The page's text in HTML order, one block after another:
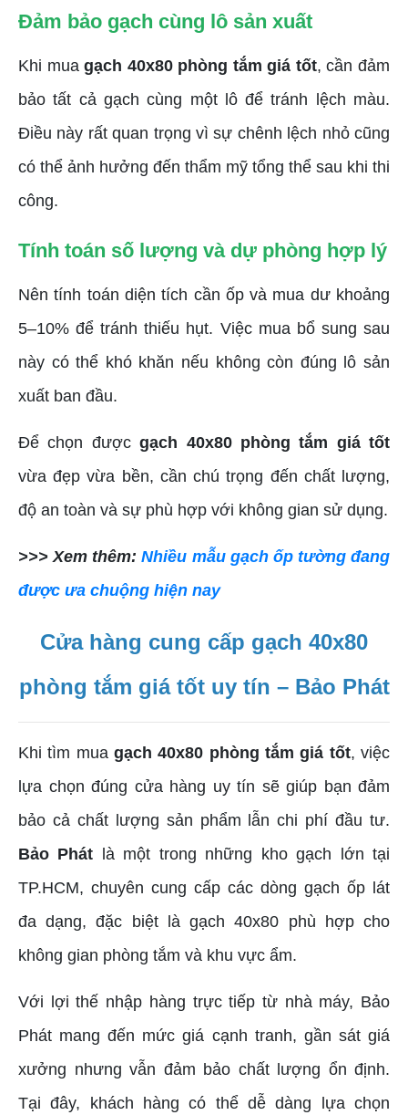
Đảm bảo gạch cùng lô sản xuất
Khi muagạch 40x80 phòng tắm giá tốt, cần đảm
bảo tất cả gạch cùng một lô để tránh lệch màu.
Điều này rất quan trọng vì sự chênh lệch nhỏ cũng
có thể ảnh hưởng đến thẩm mỹ tổng thể sau khi thi
công.
Tính toán số lượng và dự phòng hợp lý
Nên tính toán diện tích cần ốp và mua dư khoảng
5–10% để tránh thiếu hụt. Việc mua bổ sung sau
này có thể khó khăn nếu không còn đúng lô sản
xuất ban đầu.
Để chọn đượcgạch 40x80 phòng tắm giá tốt
vừa đẹp vừa bền, cần chú trọng đến chất lượng,
độ an toàn và sự phù hợp với không gian sử dụng.
>>> Xem thêm:Nhiều mẫu gạch ốp tường đang
được ưa chuộng hiện nay
Cửa hàng cung cấp gạch 40x80
phòng tắm giá tốt uy tín – Bảo Phát
Khi tìm mua gạch 40x80 phòng tắm giá tốt, việc
lựa chọn đúng cửa hàng uy tín sẽ giúp bạn đảm
bảo cả chất lượng sản phẩm lẫn chi phí đầu tư.
Bảo Phát là một trong những kho gạch lớn tại
TP.HCM, chuyên cung cấp các dòng gạch ốp lát
đa dạng, đặc biệt là gạch 40x80 phù hợp cho
không gian phòng tắm và khu vực ẩm.
Với lợi thế nhập hàng trực tiếp từ nhà máy, Bảo
Phát mang đến mức giá cạnh tranh, gần sát giá
xưởng nhưng vẫn đảm bảo chất lượng ổn định.
Tại đây, khách hàng có thể dễ dàng lựa chọn